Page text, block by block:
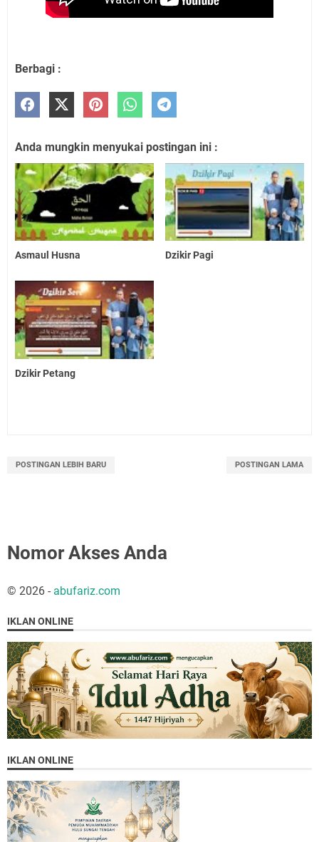
Berbagi :
Anda mungkin menyukai postingan ini :
Asmaul Husna Dzikir Pagi
Dzikir Petang
POSTINGAN LEBIH BARU POSTINGAN LAMA
Nomor Akses Anda
© 2026 - abufariz.com
IKLAN ONLINE
IKLAN ONLINE